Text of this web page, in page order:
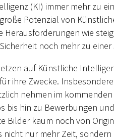
(KI) immer mehr zu
Potenzial von
Herausforderungen wie
noch mehr zu einer
auf Künstliche
ihre Zwecke.
nehmen im
bis hin zu Bewerbungen
Bilder kaum noch von
nur mehr Zeit,